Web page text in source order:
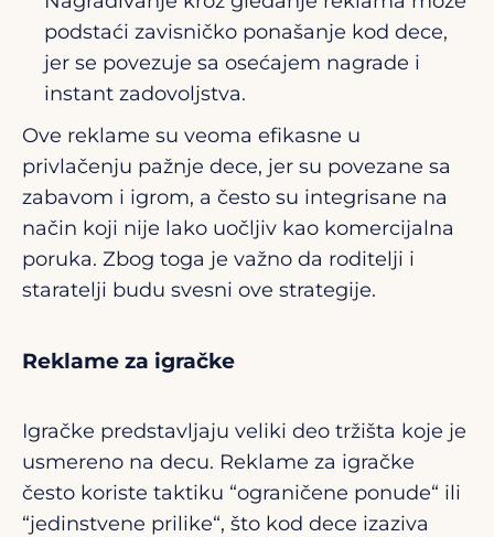
podstaći zavisničko ponašanje kod dece,
jer se povezuje sa osećajem nagrade i
instant zadovoljstva.
Ove reklame su veoma efikasne u
privlačenju pažnje dece, jer su povezane sa
zabavom i igrom, a često su integrisane na
način koji nije lako uočljiv kao komercijalna
poruka. Zbog toga je važno da roditelji i
staratelji budu svesni ove strategije.
Reklame za igračke
Igračke predstavljaju veliki deo tržišta koje je
usmereno na decu. Reklame za igračke
često koriste taktiku “ograničene ponude“ ili
“jedinstvene prilike“, što kod dece izaziva